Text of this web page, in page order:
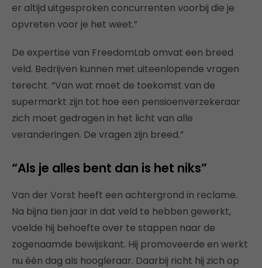
er altijd uitgesproken concurrenten voorbij die je
opvreten voor je het weet.”
De expertise van FreedomLab omvat een breed
veld. Bedrijven kunnen met uiteenlopende vragen
terecht. “Van wat moet de toekomst van de
supermarkt zijn tot hoe een pensioenverzekeraar
zich moet gedragen in het licht van alle
veranderingen. De vragen zijn breed.”
“Als je alles bent dan is het niks”
Van der Vorst heeft een achtergrond in reclame.
Na bijna tien jaar in dat veld te hebben gewerkt,
voelde hij behoefte over te stappen naar de
zogenaamde bewijskant. Hij promoveerde en werkt
nu één dag als hoogleraar. Daarbij richt hij zich op